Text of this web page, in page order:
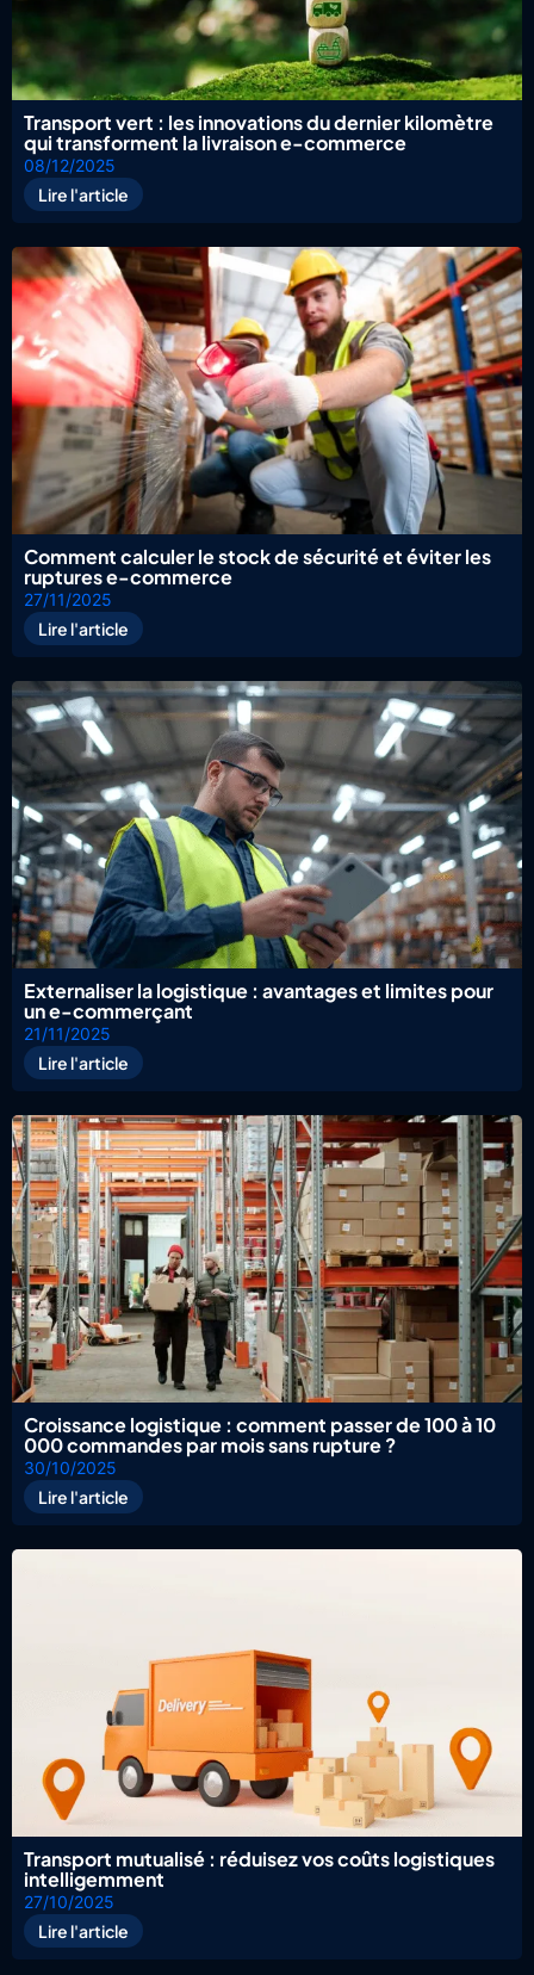
Transport vert : les innovations du dernier kilomètre
qui transforment la livraison e-commerce
08/12/2025
Lire l'article
Comment calculer le stock de sécurité et éviter les
ruptures e-commerce
27/11/2025
Lire l'article
Externaliser la logistique : avantages et limites pour
un e-commerçant
21/11/2025
Lire l'article
Croissance logistique : comment passer de 100 à 10
000 commandes par mois sans rupture ?
30/10/2025
Lire l'article
Transport mutualisé : réduisez vos coûts logistiques
intelligemment
27/10/2025
Lire l'article